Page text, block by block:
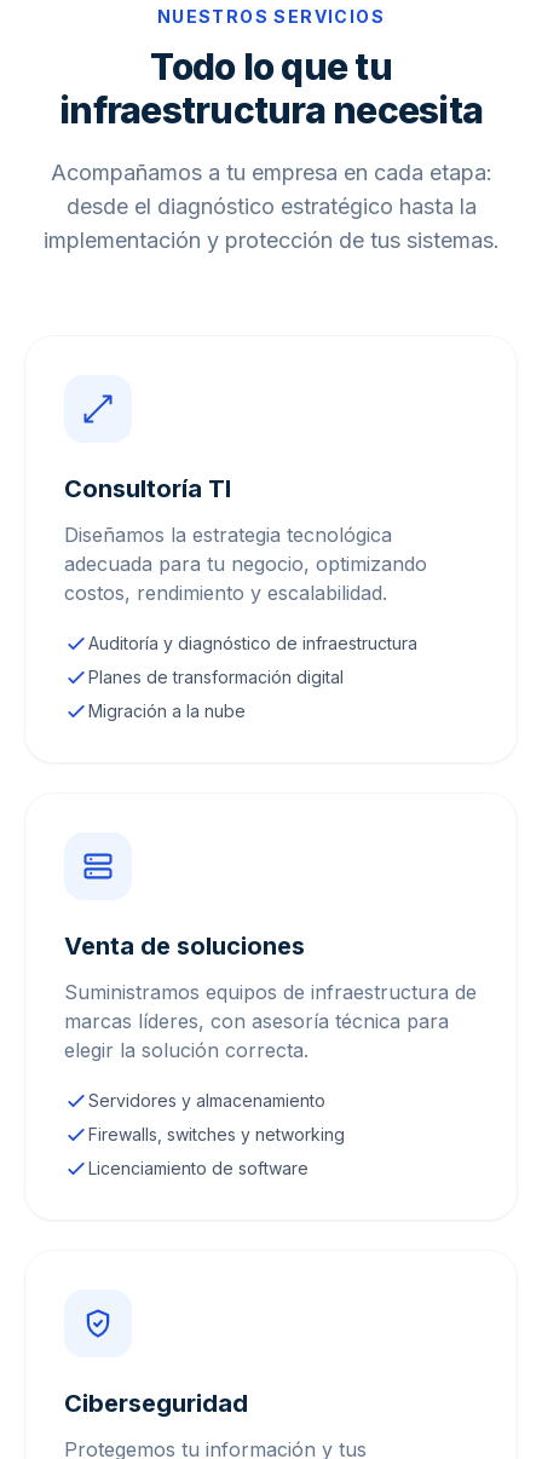
NUESTROS SERVICIOS
Todo lo que tu
infraestructura necesita
Acompañamos a tu empresa en cada etapa:
desde el diagnóstico estratégico hasta la
implementación y protección de tus sistemas.
Consultoría TI
Diseñamos la estrategia tecnológica
adecuada para tu negocio, optimizando
costos, rendimiento y escalabilidad.
Auditoría y diagnóstico de infraestructura
Planes de transformación digital
Migración a la nube
Venta de soluciones
Suministramos equipos de infraestructura de
marcas líderes, con asesoría técnica para
elegir la solución correcta.
Servidores y almacenamiento
Firewalls, switches y networking
Licenciamiento de software
Ciberseguridad
Protegemos tu información y tus